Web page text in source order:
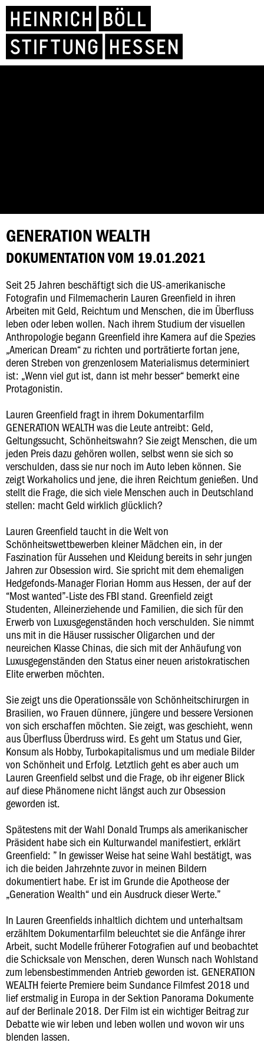
GENERATION WEALTH
DOKUMENTATION VOM 19.01.2021
Seit 25 Jahren beschäftigt sich die US-amerikanische
Fotografin und Filmemacherin Lauren Greenfield in ihren
Arbeiten mit Geld, Reichtum und Menschen, die im Überfluss
leben oder leben wollen. Nach ihrem Studium der visuellen
Anthropologie begann Greenfield ihre Kamera auf die Spezies
„American Dream“ zu richten und porträtierte fortan jene,
deren Streben von grenzenlosem Materialismus determiniert
ist: „Wenn viel gut ist, dann ist mehr besser“ bemerkt eine
Protagonistin.
Lauren Greenfield fragt in ihrem Dokumentarfilm
GENERATION WEALTH was die Leute antreibt: Geld,
Geltungssucht, Schönheitswahn? Sie zeigt Menschen, die um
jeden Preis dazu gehören wollen, selbst wenn sie sich so
verschulden, dass sie nur noch im Auto leben können. Sie
zeigt Workaholics und jene, die ihren Reichtum genießen. Und
stellt die Frage, die sich viele Menschen auch in Deutschland
stellen: macht Geld wirklich glücklich?
Lauren Greenfield taucht in die Welt von
Schönheitswettbewerben kleiner Mädchen ein, in der
Faszination für Aussehen und Kleidung bereits in sehr jungen
Jahren zur Obsession wird. Sie spricht mit dem ehemaligen
Hedgefonds-Manager Florian Homm aus Hessen, der auf der
“Most wanted”-Liste des FBI stand. Greenfield zeigt
Studenten, Alleinerziehende und Familien, die sich für den
Erwerb von Luxusgegenständen hoch verschulden. Sie nimmt
uns mit in die Häuser russischer Oligarchen und der
neureichen Klasse Chinas, die sich mit der Anhäufung von
Luxusgegenständen den Status einer neuen aristokratischen
Elite erwerben möchten.
Sie zeigt uns die Operationssäle von Schönheitschirurgen in
Brasilien, wo Frauen dünnere, jüngere und bessere Versionen
von sich erschaffen möchten. Sie zeigt, was geschieht, wenn
aus Überfluss Überdruss wird. Es geht um Status und Gier,
Konsum als Hobby, Turbokapitalismus und um mediale Bilder
von Schönheit und Erfolg. Letztlich geht es aber auch um
Lauren Greenfield selbst und die Frage, ob ihr eigener Blick
auf diese Phänomene nicht längst auch zur Obsession
geworden ist.
Spätestens mit der Wahl Donald Trumps als amerikanischer
Präsident habe sich ein Kulturwandel manifestiert, erklärt
Greenfield: ” In gewisser Weise hat seine Wahl bestätigt, was
ich die beiden Jahrzehnte zuvor in meinen Bildern
dokumentiert habe. Er ist im Grunde die Apotheose der
„Generation Wealth“ und ein Ausdruck dieser Werte.”
In Lauren Greenfields inhaltlich dichtem und unterhaltsam
erzähltem Dokumentarfilm beleuchtet sie die Anfänge ihrer
Arbeit, sucht Modelle früherer Fotografien auf und beobachtet
die Schicksale von Menschen, deren Wunsch nach Wohlstand
zum lebensbestimmenden Antrieb geworden ist. GENERATION
WEALTH feierte Premiere beim Sundance Filmfest 2018 und
lief erstmalig in Europa in der Sektion Panorama Dokumente
auf der Berlinale 2018. Der Film ist ein wichtiger Beitrag zur
Debatte wie wir leben und leben wollen und wovon wir uns
blenden lassen.